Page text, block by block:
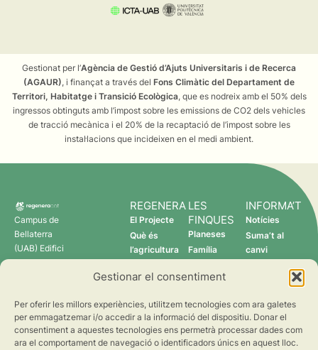
Gestionar el consentiment
Per oferir les millors experiències, utilitzem tecnologies com ara galetes
per emmagatzemar i/o accedir a la informació del dispositiu. Donar el
consentiment a aquestes tecnologies ens permetrà processar dades com
ara el comportament de navegació o identificadors únics en aquest lloc.
Gestionat per l’Agència de Gestió d’Ajuts Universitaris i de Recerca
(AGAUR) , i finançat a través del Fons Climàtic del Departament de
Territori, Habitatge i Transició Ecològica , que es nodreix amb el 50% dels
ingressos obtinguts amb l’impost sobre les emissions de CO2 dels vehicles
de tracció mecànica i el 20% de la recaptació de l’impost sobre les
instal·lacions que incideixen en el medi ambient.
Campus de
Bellaterra
(UAB) Edifici
C 08193
regenera@creaf.uab.cat
REGENERA
El Projecte
Què és
l’agricultura
Qui som
LES
FINQUES
Planeses
Família
Verdcamp
Pomona
Fruits
INFORMA’T
Notícies
Suma’t al
canvi